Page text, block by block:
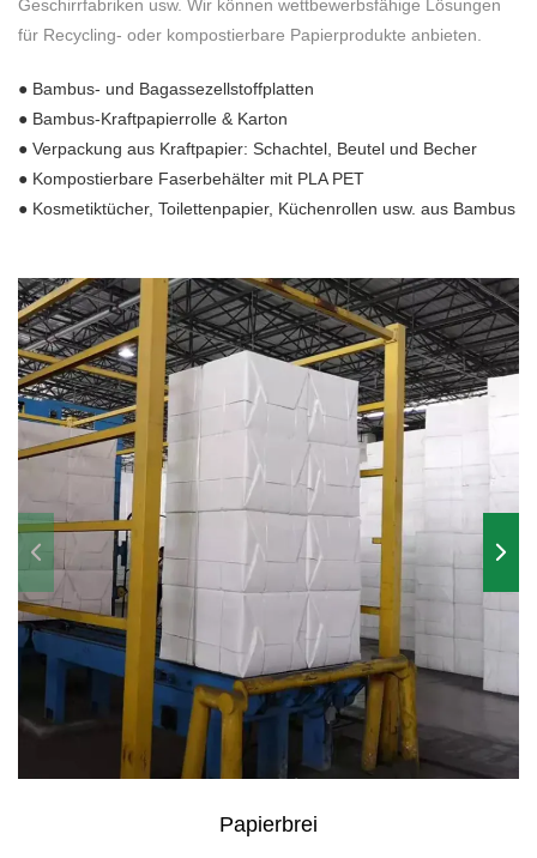
Geschirrfabriken usw. Wir können wettbewerbsfähige Lösungen
für Recycling- oder kompostierbare Papierprodukte anbieten.
● Bambus- und Bagassezellstoffplatten
● Bambus-Kraftpapierrolle & Karton
● Verpackung aus Kraftpapier: Schachtel, Beutel und Becher
● Kompostierbare Faserbehälter mit PLA PET
● Kosmetiktücher, Toilettenpapier, Küchenrollen usw. aus Bambus